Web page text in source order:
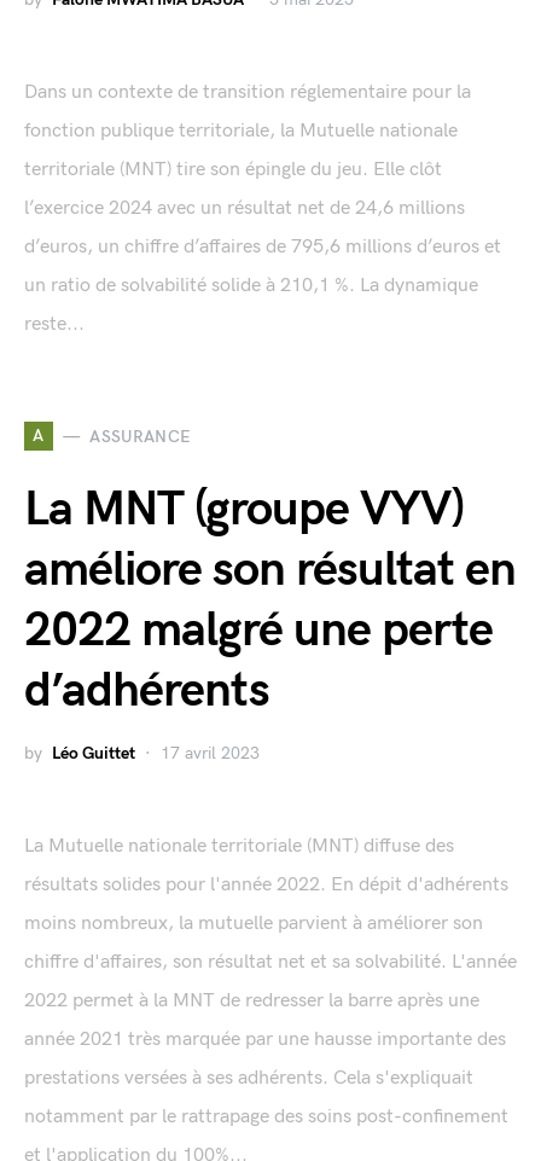
Dans un contexte de transition réglementaire pour la
fonction publique territoriale, la Mutuelle nationale
territoriale (MNT) tire son épingle du jeu. Elle clôt
l’exercice 2024 avec un résultat net de 24,6 millions
d’euros, un chiffre d’affaires de 795,6 millions d’euros et
un ratio de solvabilité solide à 210,1 %. La dynamique
reste...
A ASSURANCE
La MNT (groupe VYV)
améliore son résultat en
2022 malgré une perte
d’adhérents
by Léo Guittet 17 avril 2023
La Mutuelle nationale territoriale (MNT) diffuse des
résultats solides pour l'année 2022. En dépit d'adhérents
moins nombreux, la mutuelle parvient à améliorer son
chiffre d'affaires, son résultat net et sa solvabilité. L'année
2022 permet à la MNT de redresser la barre après une
année 2021 très marquée par une hausse importante des
prestations versées à ses adhérents. Cela s'expliquait
notamment par le rattrapage des soins post-confinement
et l'application du 100%...